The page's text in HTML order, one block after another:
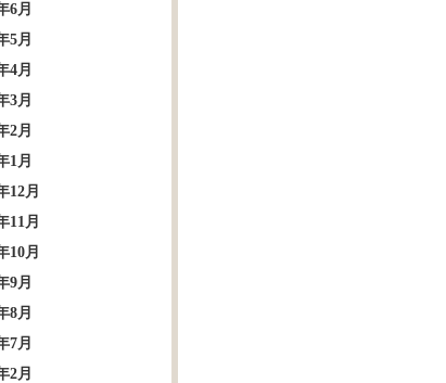
6月
5月
4月
3月
2月
1月
12月
11月
10月
9月
8月
7月
2月